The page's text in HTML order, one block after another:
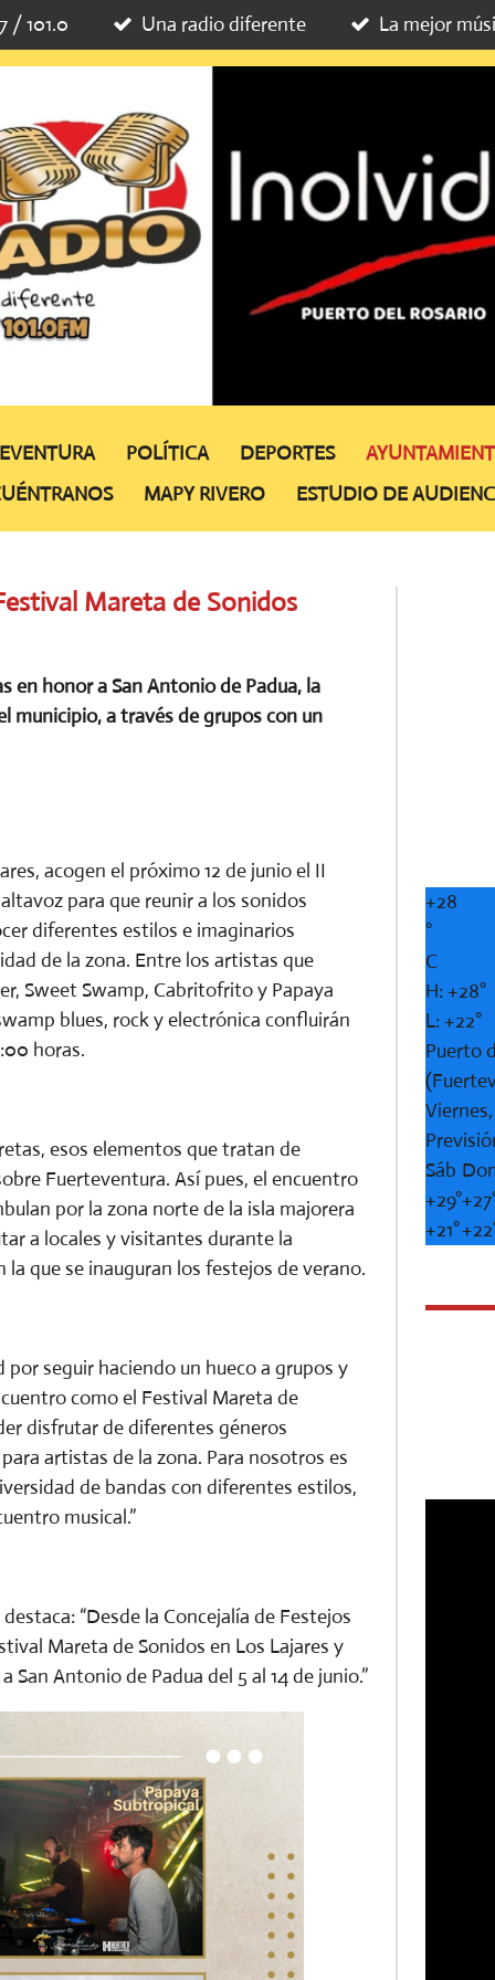
/ 101.0 Una radio diferente La mejor
POLÍTICA DEPORTES
MAPY RIVERO ESTUDIO DE
Mareta de Sonidos
en honor a San Antonio de Padua, la
municipio, a través de grupos con un
acogen el próximo 12 de junio el II
para que reunir a los sonidos
diferentes estilos e imaginarios
de la zona. Entre los artistas que
Sweet Swamp, Cabritofrito y Papaya
blues, rock y electrónica confluirán
horas.
esos elementos que tratan de
Fuerteventura. Así pues, el encuentro
por la zona norte de la isla majorera
a locales y visitantes durante la
que se inauguran los festejos de verano.
seguir haciendo un hueco a grupos y
como el Festival Mareta de
disfrutar de diferentes géneros
artistas de la zona. Para nosotros es
de bandas con diferentes estilos,
musical.”
“Desde la Concejalía de Festejos
Mareta de Sonidos en Los Lajares y
Antonio de Padua del 5 al 14 de junio.”
+28
°
C
H:+28°
L:+22°
Puerto
Sáb
+29°+
+21°+